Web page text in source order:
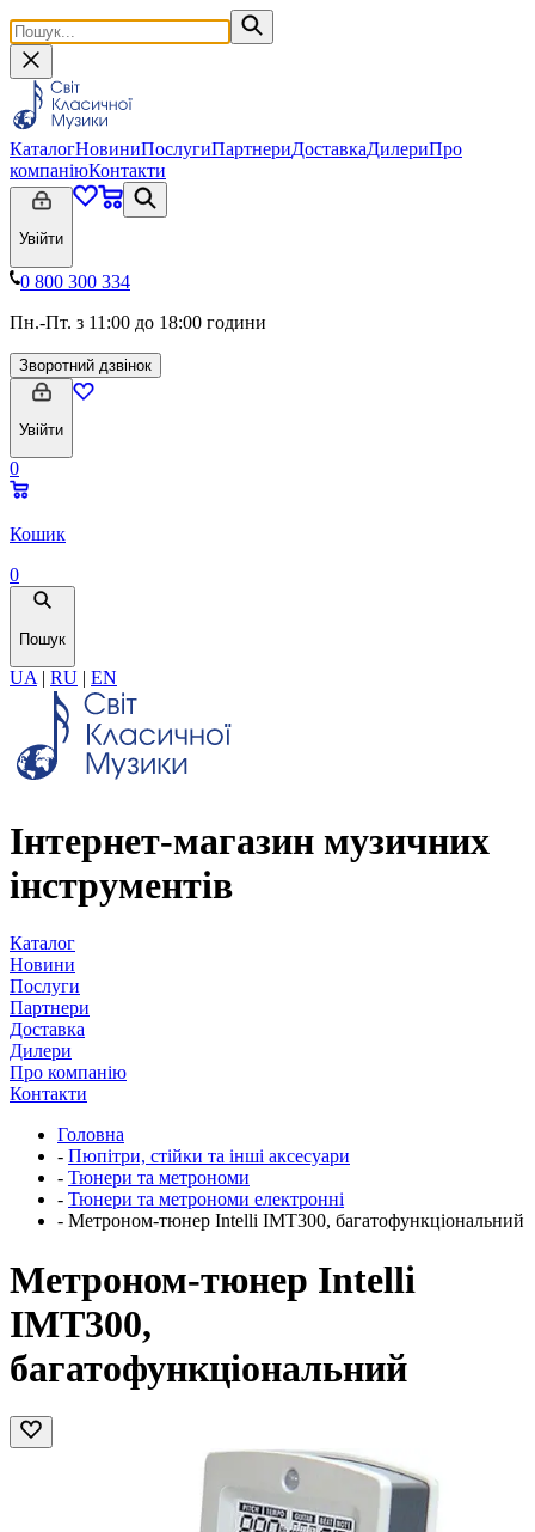
КаталогНовиниПослугиПартнериДоставкаДилериПро
компаніюКонтакти
Увійти
0 800 300 334
Пн.-Пт. з 11:00 до 18:00 години
Зворотний дзвінок
Увійти
0
Кошик
0
Пошук
UA | RU | EN
Інтернет-магазин музичних
інструментів
Каталог
Новини
Послуги
Партнери
Доставка
Дилери
Про компанію
Контакти
Головна
- Пюпітри, стійки та інші аксесуари
- Тюнери та метрономи
- Тюнери та метрономи електронні
- Метроном-тюнер Intelli IMT300, багатофункціональний
Метроном-тюнер Intelli
IMT300,
багатофункціональний